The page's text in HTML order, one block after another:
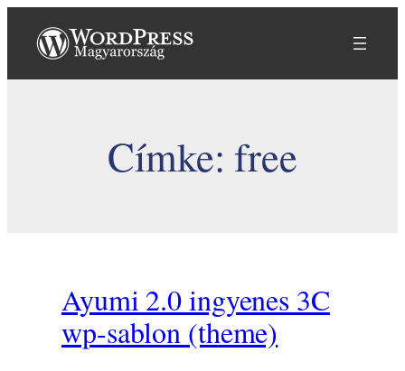
tartalomhoz
Címke: free
Ayumi 2.0 ingyenes 3C
wp-sablon (theme)